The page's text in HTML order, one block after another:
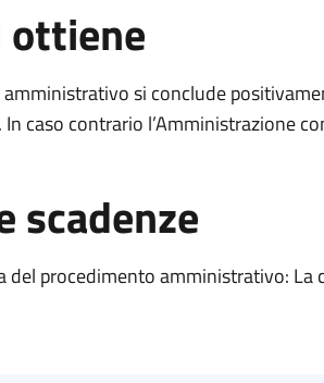
ottiene
si conclude
caso contrario l’Amministrazione
scadenze
del procedimento amministrativo: La